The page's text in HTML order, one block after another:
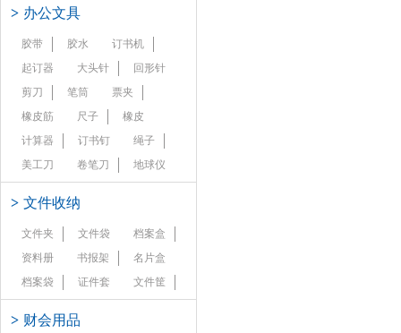
> 办公文具
胶带 胶水
订书机
起订器
大头针
回形针
剪刀
笔筒
票夹
橡皮筋
尺子
橡皮
计算器
订书钉
绳子
美工刀
卷笔刀 地球仪
> 文件收纳
文件夹 文件袋
档案盒
资料册
书报架
名片盒
档案袋
证件套 文件筐
> 财会用品